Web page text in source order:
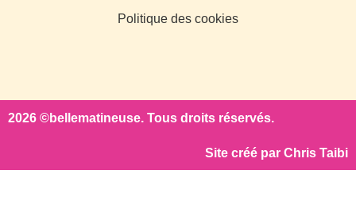
Politique des cookies
2026 ©bellematineuse. Tous droits réservés.
Site créé par Chris Taibi